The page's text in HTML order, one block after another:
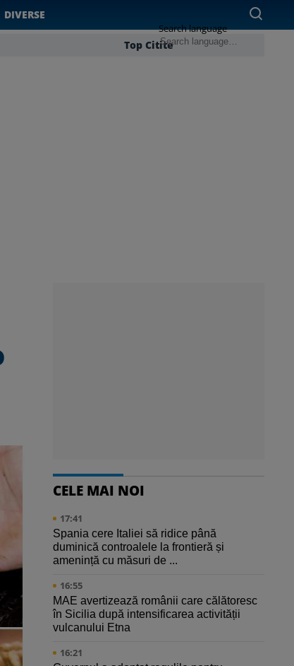
DIVERSE
Top Citite
Search language
CELE MAI NOI
17:41
Spania cere Italiei să ridice până
duminică controalele la frontieră și
amenință cu măsuri de ...
16:55
MAE avertizează românii care călătoresc
în Sicilia după intensificarea activității
vulcanului Etna
16:21